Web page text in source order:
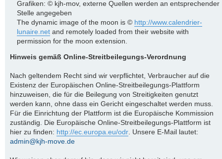
Grafiken: © kjh-mov, externe Quellen werden an entsprechender
Stelle angegeben
The dynamic image of the moon is © http://www.calendrier-
lunaire.net and remotely loaded from their website with
permission for the moon extension.
Hinweis gemäß Online-Streitbeilegungs-Verordnung
Nach geltendem Recht sind wir verpflichtet, Verbraucher auf die
Existenz der Europäischen Online-Streitbeilegungs-Plattform
hinzuweisen, die für die Beilegung von Streitigkeiten genutzt
werden kann, ohne dass ein Gericht eingeschaltet werden muss.
Für die Einrichtung der Plattform ist die Europäische Kommission
zuständig. Die Europäische Online-Streitbeilegungs-Plattform ist
hier zu finden: http://ec.europa.eu/odr . Unsere E-Mail lautet:
admin@kjh-move.de